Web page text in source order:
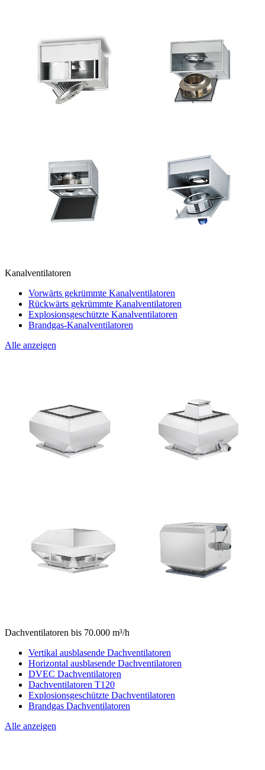
Kanalventilatoren
Vorwärts gekrümmte Kanalventilatoren
Rückwärts gekrümmte Kanalventilatoren
Explosionsgeschützte Kanalventilatoren
Brandgas-Kanalventilatoren
Alle anzeigen
Dachventilatoren bis 70.000 m³/h
Vertikal ausblasende Dachventilatoren
Horizontal ausblasende Dachventilatoren
DVEC Dachventilatoren
Dachventilatoren T120
Explosionsgeschützte Dachventilatoren
Brandgas Dachventilatoren
Alle anzeigen